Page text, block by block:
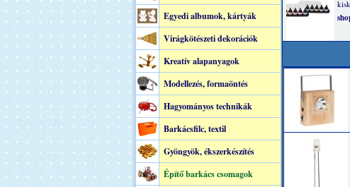
Egyedi albumok, kártyák
Virágkötészeti dekorációk
Kreatív alapanyagok
Modellezés, formaöntés
Hagyományos technikák
Barkácsfilc, textil
Gyöngyök, ékszerkészítés
Építő barkács csomagok